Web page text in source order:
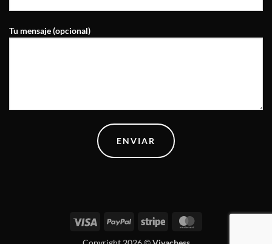
Tu mensaje (opcional)
Visa PayPal Stripe